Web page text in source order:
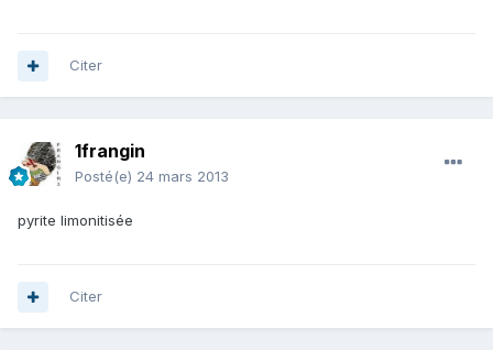
Citer
1frangin
Posté(e) 24 mars 2013
pyrite limonitisée
Citer